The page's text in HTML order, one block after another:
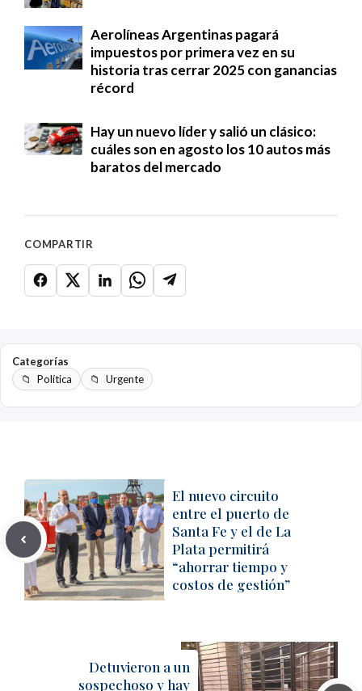
Aerolíneas Argentinas pagará
impuestos por primera vez en su
historia tras cerrar 2025 con ganancias
récord
Hay un nuevo líder y salió un clásico:
cuáles son en agosto los 10 autos más
baratos del mercado
COMPARTIR
Categorías
Política
Urgente
El nuevo circuito
entre el puerto de
Santa Fe y el de La
Plata permitirá
“ahorrar tiempo y
costos de gestión”
Detuvieron a un
sospechoso y hay